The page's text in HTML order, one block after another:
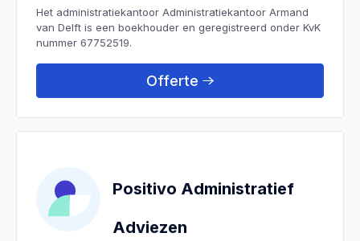
Het administratiekantoor Administratiekantoor Armand
van Delft is een boekhouder en geregistreerd onder KvK
nummer 67752519.
Offerte
Positivo Administratief
Adviezen